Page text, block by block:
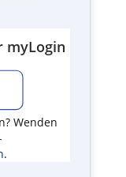
myLogin
Wenden
.